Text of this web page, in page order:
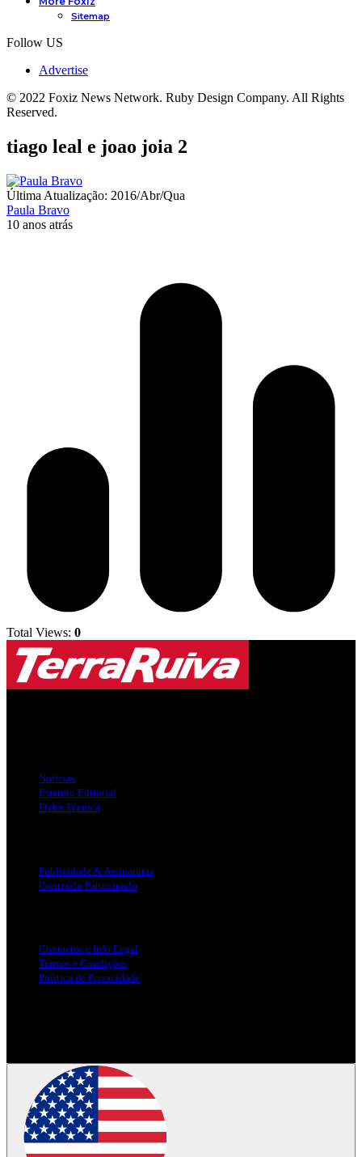
Sitemap
Follow US
Advertise
© 2022 Foxiz News Network. Ruby Design Company. All Rights
Reserved.
tiago leal e joao joia 2
Última Atualização: 2016/Abr/Qua
Paula Bravo
10 anos atrás
Total Views: 0
Notícias
Estatuto Editorial
Ficha Técnica
Publicidade & Assinaturas
Conteúdo Patrocinado
Contactos e Info Legal
Termos e Condições
Politica de Privacidade